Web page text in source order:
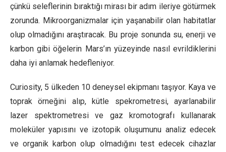
çünkü seleflerinin bıraktığı mirası bir adım ileriye götürmek
zorunda. Mikroorganizmalar için yaşanabilir olan habitatlar
olup olmadığını araştıracak. Bu proje sonunda su, enerji ve
karbon gibi öğelerin Mars’ın yüzeyinde nasıl evrildiklerini
daha iyi anlamak hedefleniyor.
Curiosity, 5 ülkeden 10 deneysel ekipmanı taşıyor. Kaya ve
toprak örneğini alıp, kütle spekrometresi, ayarlanabilir
lazer spektrometresi ve gaz kromotografı kullanarak
moleküler yapısını ve izotopik oluşumunu analiz edecek
ve organik karbon olup olmadığını test edecek cihazlar